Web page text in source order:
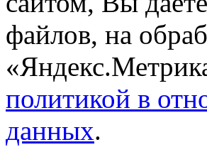
файлов, на
политикой в
данных.